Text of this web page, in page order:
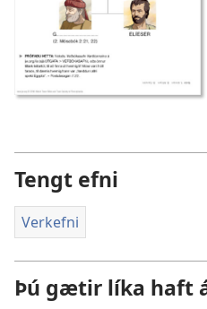
Tengt efni
Verkefni
Þú gætir líka haft